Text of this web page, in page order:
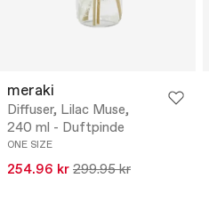
meraki
Diffuser, Lilac Muse,
240 ml - Duftpinde
ONE SIZE
254.96 kr 299.95 kr